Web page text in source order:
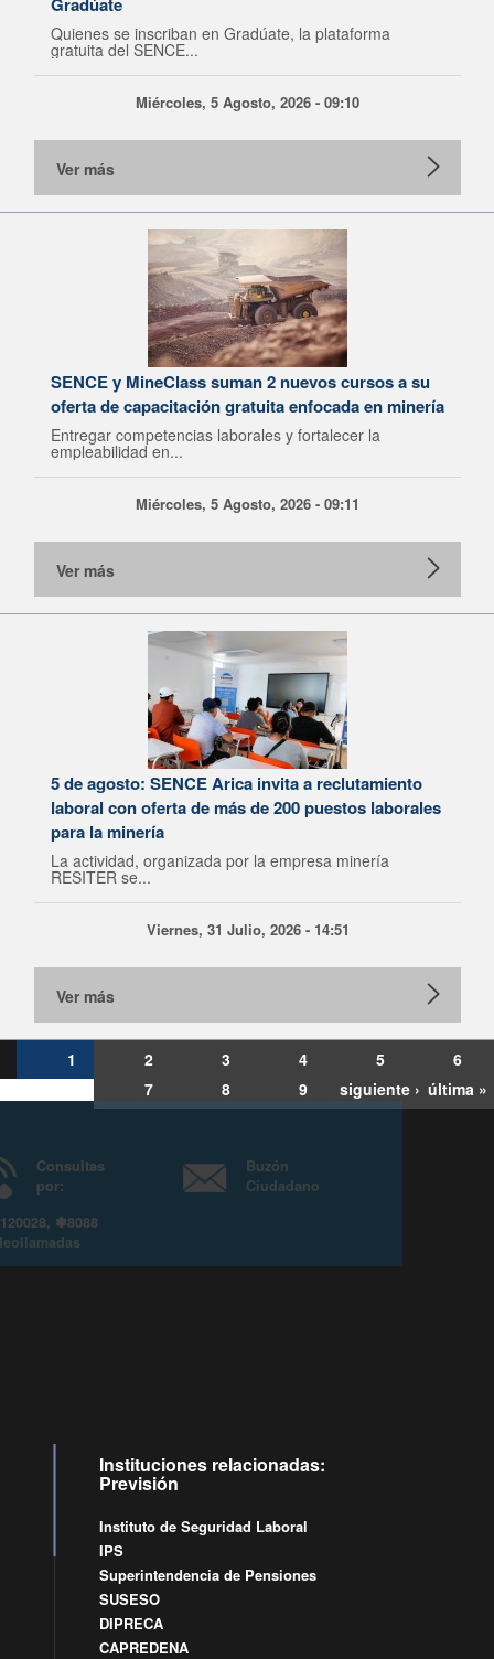
Quienes se inscriban en Gradúate, la plataforma
gratuita del SENCE...
Miércoles, 5 Agosto, 2026 - 09:10
Ver más
SENCE y MineClass suman 2 nuevos cursos a su
oferta de capacitación gratuita enfocada en minería
Entregar competencias laborales y fortalecer la
empleabilidad en...
Miércoles, 5 Agosto, 2026 - 09:11
Ver más
5 de agosto: SENCE Arica invita a reclutamiento
laboral con oferta de más de 200 puestos laborales
para la minería
La actividad, organizada por la empresa minería
RESITER se...
Viernes, 31 Julio, 2026 - 14:51
Ver más
1 2 3 4 5
6
7
8 9 siguiente › última »
Consultas
6007120028, ✽8088
yVideollamadas
Instituciones relacionadas:
Previsión
Instituto de Seguridad Laboral
IPS
Superintendencia de Pensiones
SUSESO
DIPRECA
CAPREDENA